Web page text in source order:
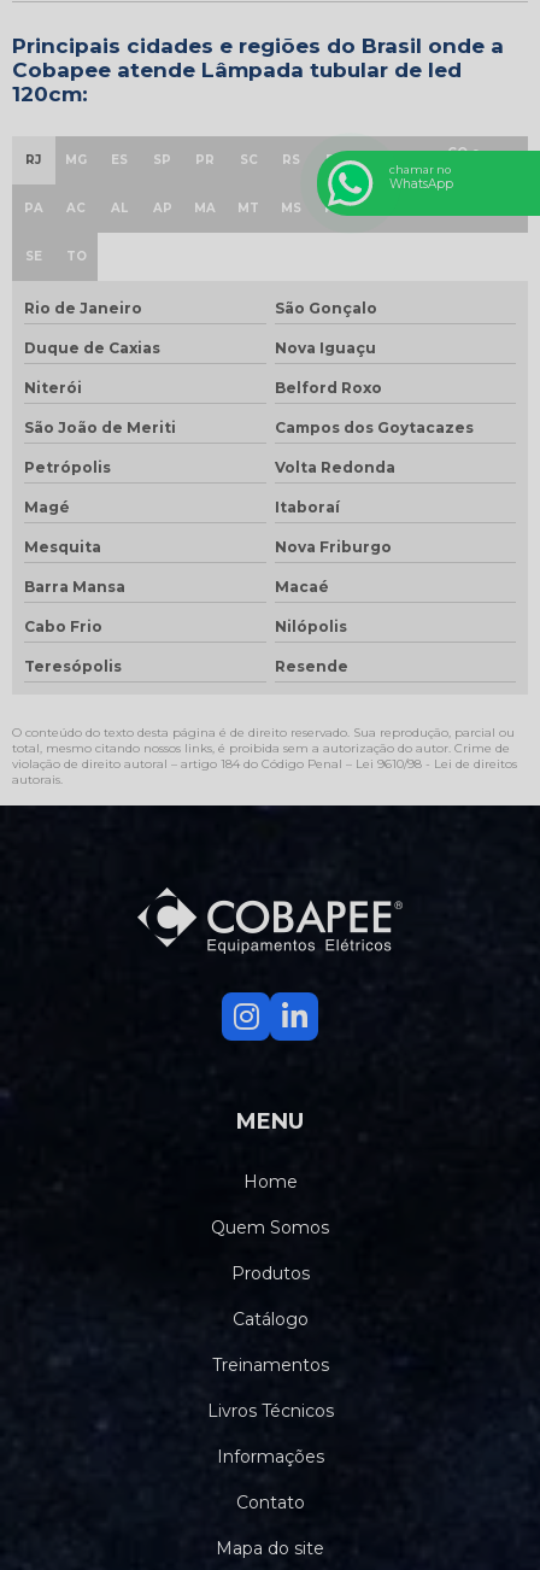
Principais cidades e regiões do Brasil onde a
Cobapee atende Lâmpada tubular de led
120cm:
RJ MG ES SP PR SC RS PE
GO e
PA AC AL AP MA MT MS PB
SE TO
Rio de Janeiro São Gonçalo
Duque de Caxias Nova Iguaçu
Niterói Belford Roxo
São João de Meriti Campos dos Goytacazes
Petrópolis Volta Redonda
Magé Itaboraí
Mesquita Nova Friburgo
Barra Mansa Macaé
Cabo Frio Nilópolis
Teresópolis Resende
O conteúdo do texto desta página é de direito reservado. Sua reprodução, parcial ou
total, mesmo citando nossos links, é proibida sem a autorização do autor. Crime de
violação de direito autoral – artigo 184 do Código Penal – Lei 9610/98 - Lei de direitos
autorais
MENU
Home
Quem Somos
Produtos
Catálogo
Treinamentos
Livros Técnicos
Informações
Contato
Mapa do site
chamar no
WhatsApp